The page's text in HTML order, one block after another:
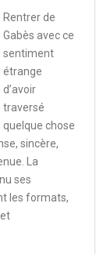
Rentrer de
Gabès avec ce
sentiment
étrange
d’avoir
traversé
quelque chose
sincère,
La
ses
les formats,